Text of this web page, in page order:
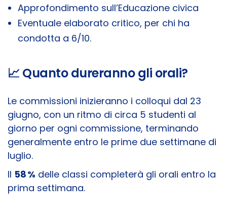
Approfondimento sull’Educazione civica
Eventuale elaborato critico, per chi ha
condotta a 6/10.
📈 Quanto dureranno gli orali?
Le commissioni inizieranno i colloqui dal 23
giugno, con un ritmo di circa 5 studenti al
giorno per ogni commissione, terminando
generalmente entro le prime due settimane di
luglio.
Il 58 % delle classi completerà gli orali entro la
prima settimana.